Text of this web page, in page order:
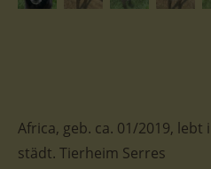
Africa, geb. ca. 01/2019, lebt
städt. Tierheim Serres